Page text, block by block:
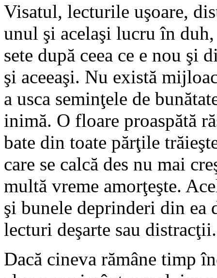
Visatul, lecturile uşoare,
unul şi acelaşi lucru în
sete după ceea ce e nou şi
şi aceeaşi. Nu există
a usca seminţele de
inimă. O floare proaspătă
bate din toate părţile
care se calcă des nu mai
multă vreme amorţeşte.
şi bunele deprinderi din ea
lecturi deşarte sau distracţii.
Dacă cineva rămâne timp